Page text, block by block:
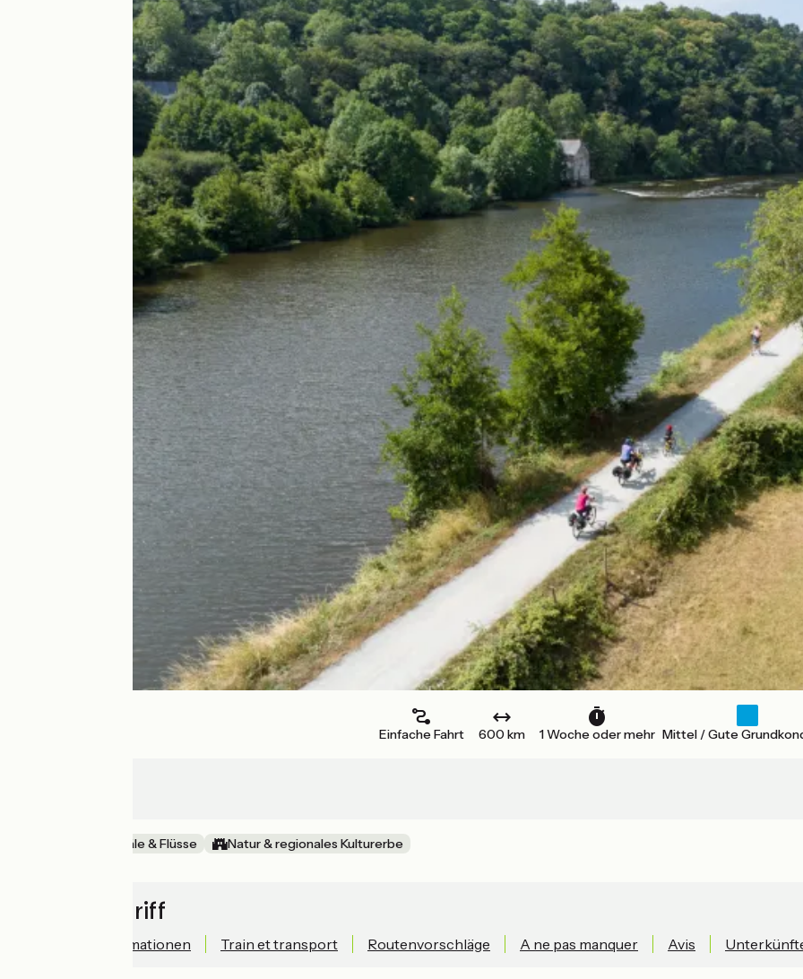
Einfache Fahrt 600 km 1 Woche oder mehr Mittel / Gute
Malerische Kanäle & Flüsse Natur & regionales Kulturerbe
Schnellzugriff
Technische Informationen Train et transport Routenvorschläge A ne pas manquer Avis